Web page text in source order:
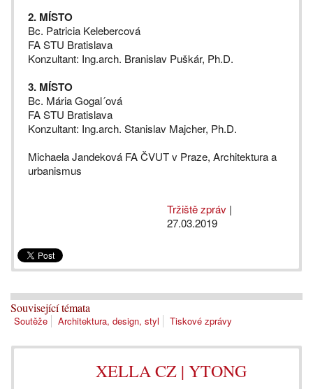
2. MÍSTO
Bc. Patricia Kelebercová
FA STU Bratislava
Konzultant: Ing.arch. Branislav Puškár, Ph.D.
3. MÍSTO
Bc. Mária Gogal´ová
FA STU Bratislava
Konzultant: Ing.arch. Stanislav Majcher, Ph.D.
Michaela Jandeková FA ČVUT v Praze, Architektura a
urbanismus
Tržiště zpráv |
27.03.2019
Související témata
Soutěže Architektura, design, styl Tiskové zprávy
XELLA CZ | YTONG